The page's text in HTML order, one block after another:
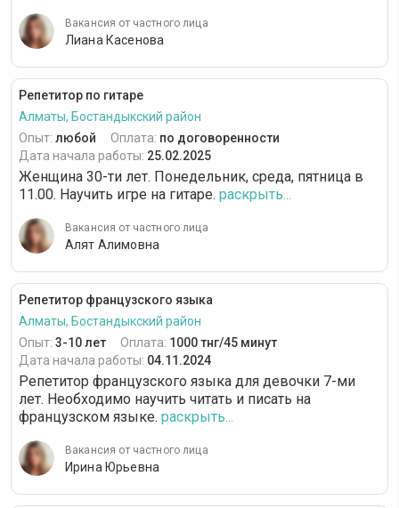
Вакансия от частного лица
Лиана Касенова
Репетитор по гитаре
Алматы, Бостандыкский район
Опыт: любой Оплата: по договоренности
Дата начала работы: 25.02.2025
Женщина 30-ти лет. Понедельник, среда, пятница в
11.00. Научить игре на гитаре. раскрыть...
Вакансия от частного лица
Алят Алимовна
Репетитор французского языка
Алматы, Бостандыкский район
Опыт: 3-10 лет Оплата: 1000 тнг/45 минут
Дата начала работы: 04.11.2024
Репетитор французского языка для девочки 7-ми
лет. Необходимо научить читать и писать на
французском языке. раскрыть...
Вакансия от частного лица
Ирина Юрьевна